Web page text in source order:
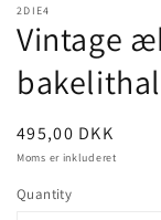
2DIE4
Vintage
Pris
495,00 DKK
Moms er inkluderet
Quantity